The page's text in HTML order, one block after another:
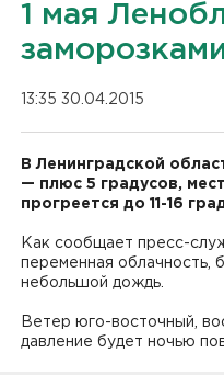
1 мая
13:35 30.04.2015
В Ленинградской
— плюс 5 градусов,
прогреется до 11-16
Как сообщает пресс-
переменная облачность,
небольшой дождь.
Ветер юго-восточный,
давление будет ночью